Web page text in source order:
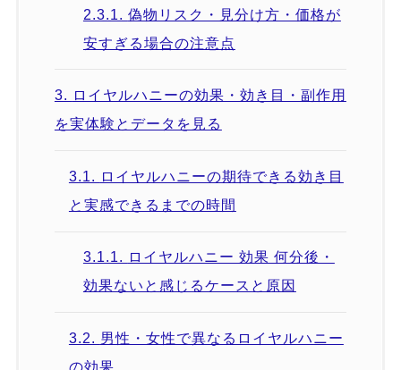
2.3.1. 偽物リスク・見分け方・価格が
安すぎる場合の注意点
3. ロイヤルハニーの効果・効き目・副作用
を実体験とデータを見る
3.1. ロイヤルハニーの期待できる効き目
と実感できるまでの時間
3.1.1. ロイヤルハニー 効果 何分後・
効果ないと感じるケースと原因
3.2. 男性・女性で異なるロイヤルハニー
の効果